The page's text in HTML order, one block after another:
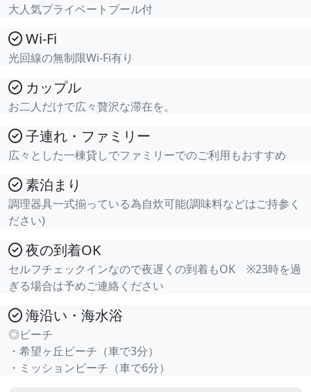
大人気プライベートプール付
Wi-Fi
光回線の無制限Wi-Fi有り
カップル
お二人だけで広々贅沢な滞在を。
子連れ・ファミリー
広々とした一棟貸しでファミリーでのご利用もおすすめ
素泊まり
調理器具一式揃っている為自炊可能(調味料などはご持参く
ださい)
夜の到着OK
セルフチェックインなので夜遅くの到着もOK ※23時を過
ぎる場合は予めご連絡ください
海沿い・海水浴
◎ビーチ
・希望ヶ丘ビーチ（車で3分）
・ミッションビーチ（車で6分）